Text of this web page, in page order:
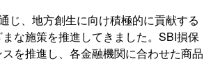
じ、地方創生に向け積極的に貢献する
な施策を推進してきました。SBI損保
を推進し、各金融機関に合わせた商品